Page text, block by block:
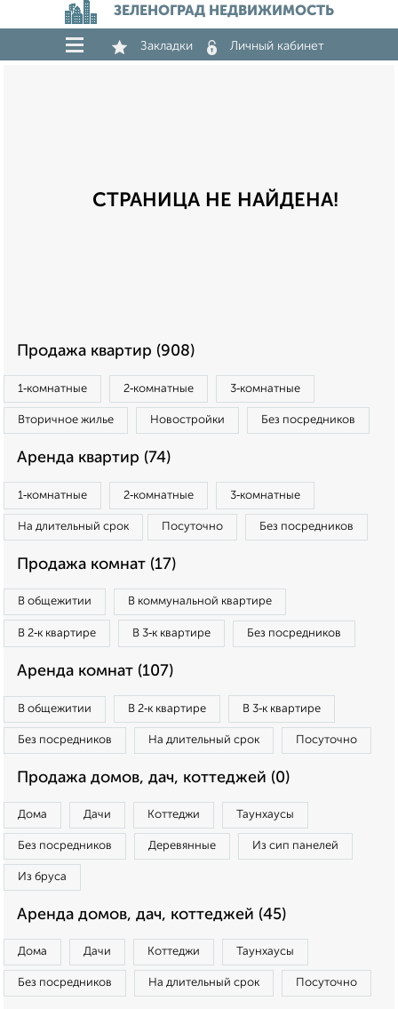
ЗЕЛЕНОГРАД НЕДВИЖИМОСТЬ
Закладки Личный кабинет
СТРАНИЦА НЕ НАЙДЕНА!
Продажа квартир (908)
1‑комнатные 2‑комнатные 3‑комнатные
Вторичное жилье Новостройки Без посредников
Аренда квартир (74)
1‑комнатные 2‑комнатные 3‑комнатные
На длительный срок Посуточно Без посредников
Продажа комнат (17)
В общежитии В коммунальной квартире
В 2‑к квартире В 3‑к квартире Без посредников
Аренда комнат (107)
В общежитии В 2‑к квартире В 3‑к квартире
Без посредников На длительный срок Посуточно
Продажа домов, дач, коттеджей (0)
Дома Дачи Коттеджи Таунхаусы
Без посредников Деревянные Из сип панелей
Из бруса
Аренда домов, дач, коттеджей (45)
Дома Дачи Коттеджи Таунхаусы
Без посредников На длительный срок Посуточно